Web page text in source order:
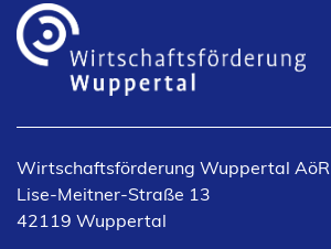
Wirtschaftsförderung Wuppertal AöR
Lise-Meitner-Straße 13
42119 Wuppertal